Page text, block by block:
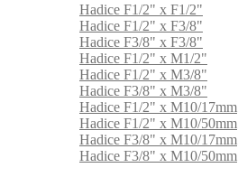
Hadice F1/2" x F1/2"
Hadice F1/2" x F3/8"
Hadice F3/8" x F3/8"
Hadice F1/2" x M1/2"
Hadice F1/2" x M3/8"
Hadice F3/8" x M3/8"
Hadice F1/2" x M10/17mm
Hadice F1/2" x M10/50mm
Hadice F3/8" x M10/17mm
Hadice F3/8" x M10/50mm